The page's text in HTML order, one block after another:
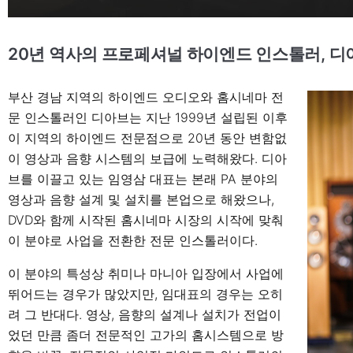
20년 역사의 프로페셔널 하이엔드 인스톨러, 디
부산 경남 지역의 하이엔드 오디오와 홈시네마 전
문 인스톨러인 디아브는 지난 1999년 설립된 이후
이 지역의 하이엔드 전문점으로 20년 동안 변함없
이 영상과 음향 시스템의 보급에 노력해왔다. 디아
브를 이끌고 있는 임영삼 대표는 본래 PA 분야의
영상과 음향 설계 및 설치를 본업으로 해왔으나,
DVD와 함께 시작된 홈시네마 시장의 시작에 맞춰
이 분야로 사업을 전환한 전문 인스톨러이다.
이 분야의 특성상 취미나 마니아 입장에서 사업에
뛰어드는 경우가 많았지만, 임대표의 경우는 오히
려 그 반대다. 영상, 음향의 설계나 설치가 전업이
었던 만큼 좀더 전문적인 고가의 홈시스템으로 방